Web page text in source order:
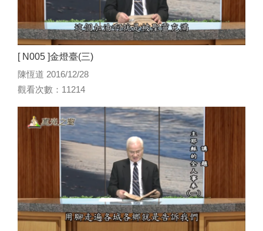
[ N005 ]金燈臺(三)
陳恆道 2016/12/28
觀看次數：11214